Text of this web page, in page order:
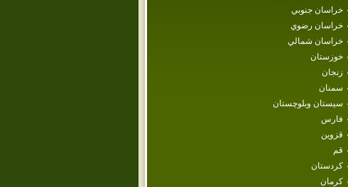
خراسان جنوبي
خراسان رضوي
خراسان شمالي
خوزستان
زنجان
سمنان
سيستان وبلوچستان
فارس
قزوين
قم
كردستان
كرمان